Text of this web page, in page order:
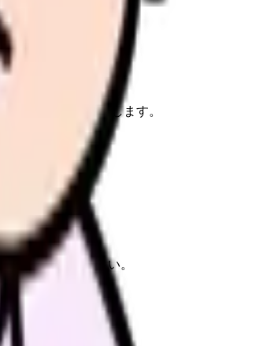
かを一緒に整理します。
してみてください。